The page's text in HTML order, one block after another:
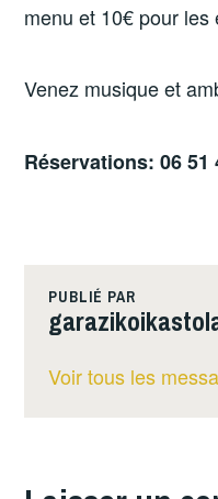
menu et 10€ pour les
Venez musique et
Réservations: 06 51
PUBLIÉ PAR
Voir tous les